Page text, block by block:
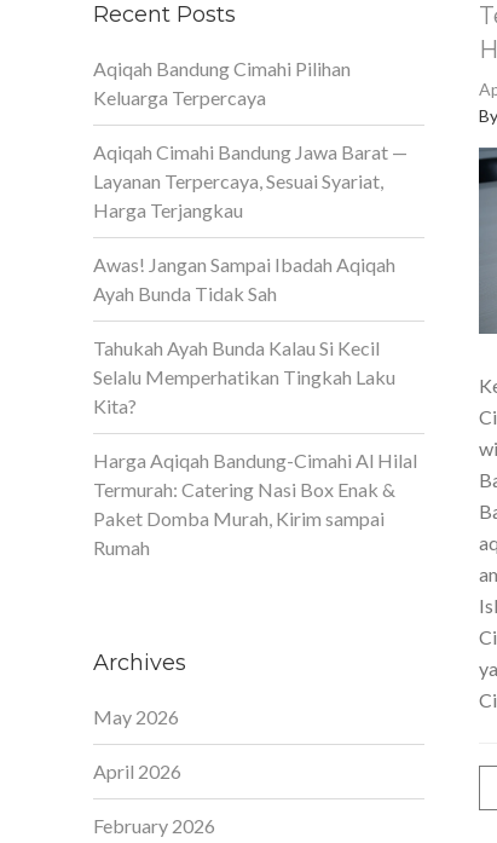
By
Recent Posts
Aqiqah Bandung Cimahi Pilihan
Keluarga Terpercaya
Aqiqah Cimahi Bandung Jawa Barat —
Layanan Terpercaya, Sesuai Syariat,
Harga Terjangkau
Awas! Jangan Sampai Ibadah Aqiqah
Ayah Bunda Tidak Sah
Tahukah Ayah Bunda Kalau Si Kecil
Selalu Memperhatikan Tingkah Laku
Kita?
Harga Aqiqah Bandung-Cimahi Al Hilal
Termurah: Catering Nasi Box Enak &
Paket Domba Murah, Kirim sampai
Rumah
Archives
May 2026
April 2026
February 2026